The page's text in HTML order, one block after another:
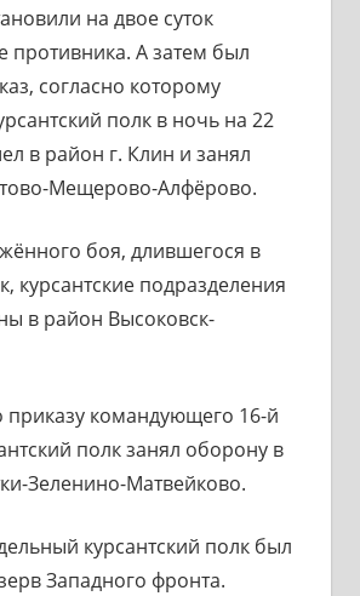
на двое суток
противника. А затем был
согласно которому
полк в ночь на 22
в район г. Клин и занял
Мещерово-Алфёрово.
боя, длившегося в
курсантские подразделения
в район Высоковск-
приказу командующего 16-й
полк занял оборону в
Зеленино-Матвейково.
курсантский полк был
Западного фронта.